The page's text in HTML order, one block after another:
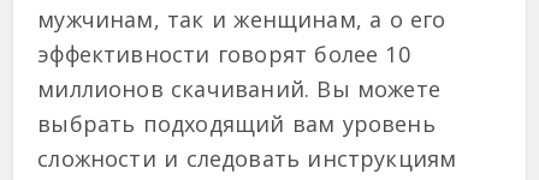
мужчинам, так и женщинам, а о его
эффективности говорят более 10
миллионов скачиваний. Вы можете
выбрать подходящий вам уровень
сложности и следовать инструкциям